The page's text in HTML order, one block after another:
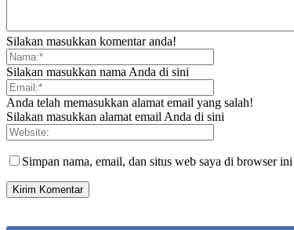
Silakan masukkan komentar anda!
Silakan masukkan nama Anda di sini
Anda telah memasukkan alamat email yang salah!
Silakan masukkan alamat email Anda di sini
Simpan nama, email, dan situs web saya di browser